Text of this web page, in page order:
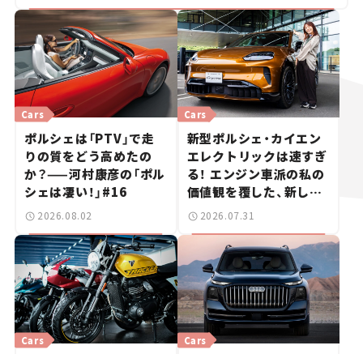
ポルシェは「PTV」で走
りの質をどう高めたの
か？——河村康彦の「ポル
シェは凄い！」#16
Cars
2026.08.02
新型ポルシェ・カイエン
エレクトリックは速すぎ
る！ エンジン車派の私の
価値観を覆した、新しい
ポルシェの走り。
Cars
2026.07.31
Cars Cars